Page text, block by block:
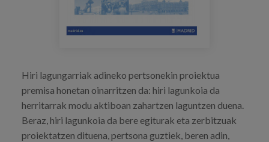
Hiri lagungarriak adineko pertsonekin proiektua
premisa honetan oinarritzen da: hiri lagunkoia da
herritarrak modu aktiboan zahartzen laguntzen duena.
Beraz, hiri lagunkoia da bere egiturak eta zerbitzuak
proiektatzen dituena, pertsona guztiek, beren adin,